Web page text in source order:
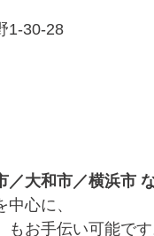
1-30-28
／大和市／横浜市
中心に、
もお手伝い可能で